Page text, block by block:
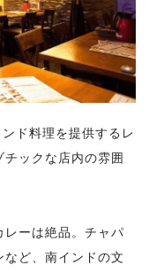
ド料理を提供するレ
ックな店内の雰囲
レーは絶品。チャパ
ど、南インドの文